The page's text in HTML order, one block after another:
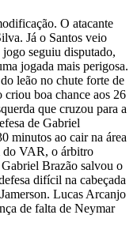
O atacante
Já o Santos veio
seguiu disputado,
jogada mais perigosa.
leão no chute forte de
boa chance aos 26
que cruzou para a
de Gabriel
minutos ao cair na área
do VAR, o árbitro
Brazão salvou o
difícil na cabeçada
Lucas Arcanjo
de falta de Neymar